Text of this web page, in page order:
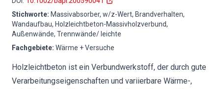
Stichworte: Massivabsorber, w/z-Wert, Brandverhalten,
Wandaufbau, Holzleichtbeton-Massivholzverbund,
Außenwände, Trennwände/ leichte
Fachgebiete: Wärme + Versuche
Holzleichtbeton ist ein Verbundwerkstoff, der durch gute
Verarbeitungseigenschaften und variierbare Wärme-,